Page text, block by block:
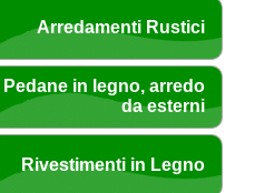
Arredamenti Rustici
Pedane in legno, arredo
da esterni
Rivestimenti in Legno